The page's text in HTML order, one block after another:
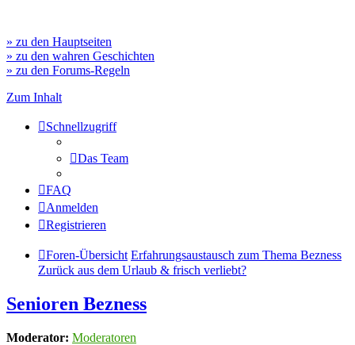
» zu den Hauptseiten
» zu den wahren Geschichten
» zu den Forums-Regeln
Zum Inhalt
Schnellzugriff
Das Team
FAQ
Anmelden
Registrieren
Foren-Übersicht Erfahrungsaustausch zum Thema Bezness
Zurück aus dem Urlaub & frisch verliebt?
Senioren Bezness
Moderator: Moderatoren